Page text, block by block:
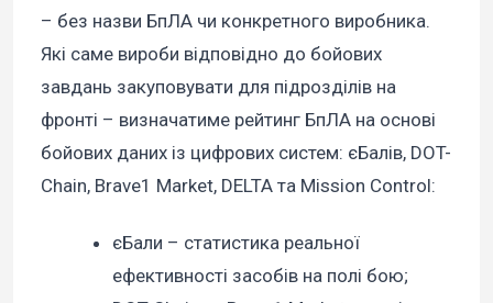
– без назви БпЛА чи конкретного виробника.
Які саме вироби відповідно до бойових
завдань закуповувати для підрозділів на
фронті – визначатиме рейтинг БпЛА на основі
бойових даних із цифрових систем: єБалів, DOT-
Chain, Brave1 Market, DELTA та Mission Control:
єБали – статистика реальної
ефективності засобів на полі бою;